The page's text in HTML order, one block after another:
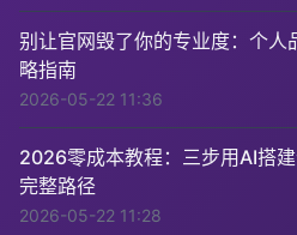
别让官网毁了你的专业度：个人
略指南
2026-05-22 11:36
2026零成本教程：三步用AI搭
完整路径
2026-05-22 11:28